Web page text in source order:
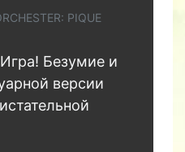
PIQUE
Безумие и
версии